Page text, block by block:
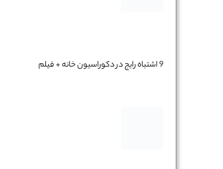
9 اشتباه رایج در دکوراسیون خانه + فیلم